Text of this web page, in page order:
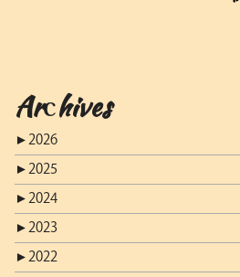
Archives
► 2026
► 2025
► 2024
► 2023
► 2022